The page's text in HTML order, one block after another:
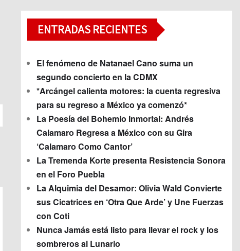
ENTRADAS RECIENTES
El fenómeno de Natanael Cano suma un
segundo concierto en la CDMX
*Arcángel calienta motores: la cuenta regresiva
para su regreso a México ya comenzó*
La Poesía del Bohemio Inmortal: Andrés
Calamaro Regresa a México con su Gira
‘Calamaro Como Cantor’
La Tremenda Korte presenta Resistencia Sonora
en el Foro Puebla
La Alquimia del Desamor: Olivia Wald Convierte
sus Cicatrices en ‘Otra Que Arde’ y Une Fuerzas
con Coti
Nunca Jamás está listo para llevar el rock y los
sombreros al Lunario